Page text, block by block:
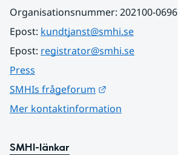
Organisationsnummer: 202100-0696
Epost: kundtjanst@smhi.se
Epost: registrator@smhi.se
Press
SMHIs frågeforum
Mer kontaktinformation
SMHI-länkar